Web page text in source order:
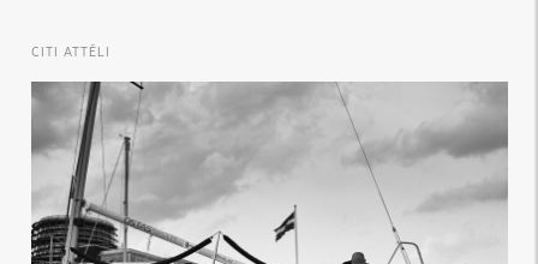
CITI ATTĒLI